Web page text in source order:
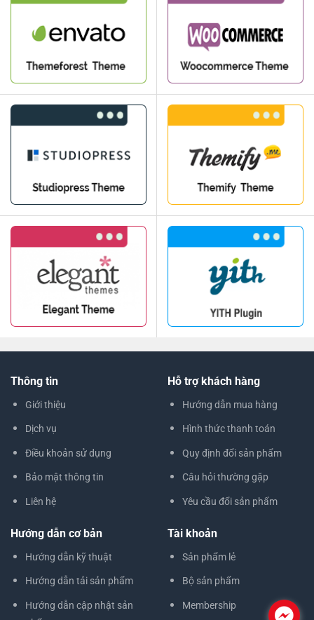
Thông tin
Giới thiệu
Dịch vụ
Điều khoản sử dụng
Bảo mật thông tin
Liên hệ
Hỗ trợ khách hàng
Hướng dẫn mua hàng
Hình thức thanh toán
Quy định đổi sản phẩm
Câu hỏi thường gặp
Yêu cầu đổi sản phẩm
Hướng dẫn cơ bản
Hướng dẫn kỹ thuật
Hướng dẫn tải sản phẩm
Hướng dẫn cập nhật sản
Tài khoản
Sản phẩm lẻ
Bộ sản phẩm
Membership
.